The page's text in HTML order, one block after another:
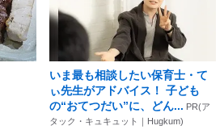
いま最も相談したい保育士・て
ぃ先生がアドバイス！ 子ども
の“おてつだい”に、どん... PR(ア
タック・キュキュット｜Hugkum)